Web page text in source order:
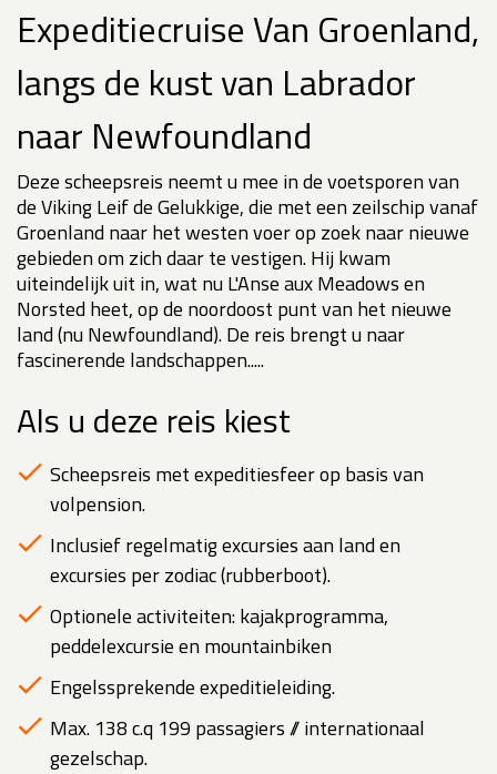
Expeditiecruise Van Groenland,
langs de kust van Labrador
naar Newfoundland
Deze scheepsreis neemt u mee in de voetsporen van
de Viking Leif de Gelukkige, die met een zeilschip vanaf
Groenland naar het westen voer op zoek naar nieuwe
gebieden om zich daar te vestigen. Hij kwam
uiteindelijk uit in, wat nu L'Anse aux Meadows en
Norsted heet, op de noordoost punt van het nieuwe
land (nu Newfoundland). De reis brengt u naar
fascinerende landschappen.....
Als u deze reis kiest
Scheepsreis met expeditiesfeer op basis van
volpension.
Inclusief regelmatig excursies aan land en
excursies per zodiac (rubberboot).
Optionele activiteiten: kajakprogramma,
peddelexcursie en mountainbiken
Engelssprekende expeditieleiding.
Max. 138 c.q 199 passagiers // internationaal
gezelschap.